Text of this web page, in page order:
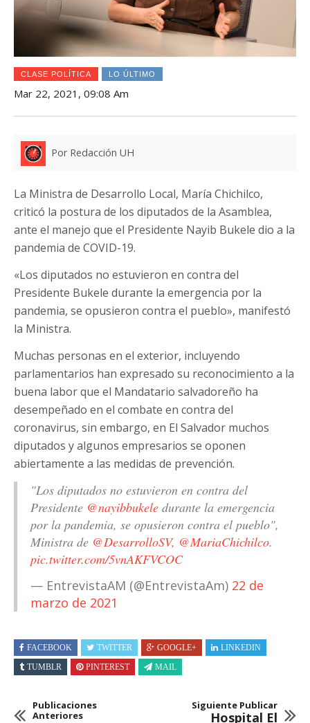
CLASE POLÍTICA LO ÚLTIMO
Mar 22, 2021, 09:08 Am
Por Redacción UH
La Ministra de Desarrollo Local, María Chichilco,
criticó la postura de los diputados de la Asamblea,
ante el manejo que el Presidente Nayib Bukele dio a la
pandemia de COVID-19.
«Los diputados no estuvieron en contra del
Presidente Bukele durante la emergencia por la
pandemia, se opusieron contra el pueblo», manifestó
la Ministra.
Muchas personas en el exterior, incluyendo
parlamentarios han expresado su reconocimiento a la
buena labor que el Mandatario salvadoreño ha
desempeñado en el combate en contra del
coronavirus, sin embargo, en El Salvador muchos
diputados y algunos empresarios se oponen
abiertamente a las medidas de prevención.
"Los diputados no estuvieron en contra del
Presidente @nayibbukele durante la emergencia
por la pandemia, se opusieron contra el pueblo",
Ministra de @DesarrolloSV, @MariaChichilco.
pic.twitter.com/5vnAKFVCOC
— EntrevistaAM (@EntrevistaAm) 22 de
marzo de 2021
FACEBOOK TWITTER GOOGLE+
LINKEDIN
TUMBLR
PINTEREST MAIL
Publicaciones
Anteriores
Siguiente Publicar
Hospital El